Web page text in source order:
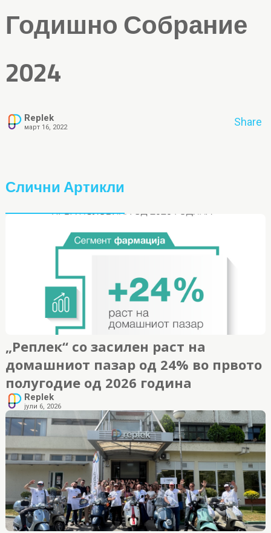
Годишно Собрание
2024
Replek
март 16, 2022 Share
Слични Артикли
„Реплек“ со засилен раст на
домашниот пазар од 24% во првото
полугодие од 2026 година
Replek
јули 6, 2026